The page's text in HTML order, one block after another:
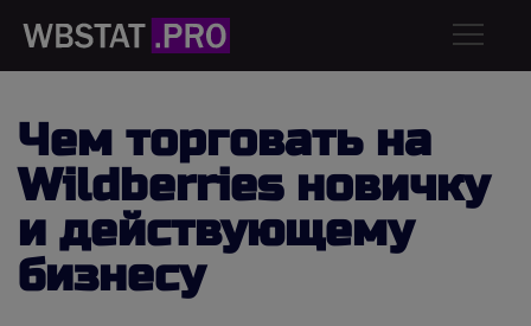
Чем торговать на
Wildberries новичку
и действующему
бизнесу